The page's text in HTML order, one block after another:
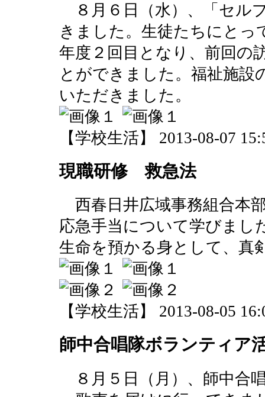
８月６日（水）、「セル
きました。生徒たちにとっ
年度２回目となり、前回の
とができました。福祉施設
いただきました。
【学校生活】 2013-08-07
現職研修 救急法
西春日井広域事務組合本
応急手当について学びまし
生命を預かる身として、真
【学校生活】 2013-08-05
師中合唱隊ボランティア
８月５日（月）、師中合